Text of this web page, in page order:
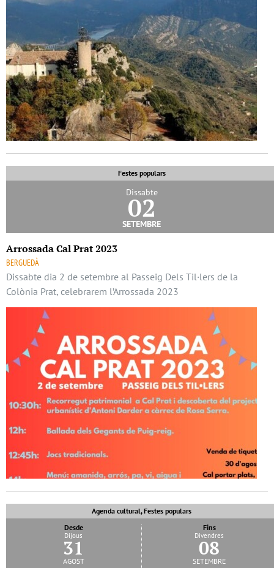
Festes populars
Dissabte
02
setembre
Arrossada Cal Prat 2023
BERGUEDÀ
Dissabte dia 2 de setembre al Passeig Dels Til·lers de la
Colònia Prat, celebrarem l’Arrossada 2023
Agenda cultural, Festes populars
Desde
Dijous
31
agost
Fins
Divendres
08
setembre